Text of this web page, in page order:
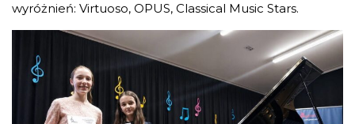
wyróżnień: Virtuoso, OPUS, Classical Music Stars.